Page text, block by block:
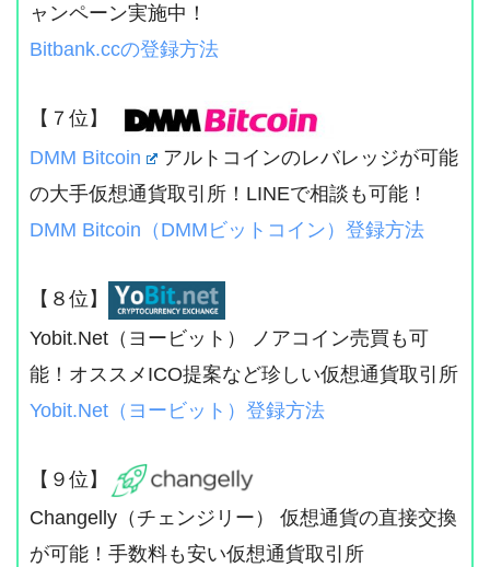
ャンペーン実施中！
Bitbank.ccの登録方法
【７位】
DMM Bitcoin
アルトコインのレバレッジが可能
の大手仮想通貨取引所！LINEで相談も可能！
DMM Bitcoin（DMMビットコイン）登録方法
【８位】
Yobit.Net（ヨービット） ノアコイン売買も可
能！オススメICO提案など珍しい仮想通貨取引所
Yobit.Net（ヨービット）登録方法
【９位】
Changelly（チェンジリー） 仮想通貨の直接交換
が可能！手数料も安い仮想通貨取引所